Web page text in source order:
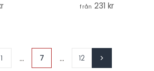
från 231 kr
1 ... 7 ... 12